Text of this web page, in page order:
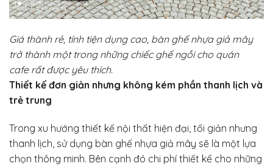
Giá thành rẻ, tính tiện dụng cao, bàn ghế nhựa giả mây
trở thành một trong những chiếc ghế ngồi cho quán
cafe rất được yêu thích.
Thiết kế đơn giản nhưng không kém phần thanh lịch và
trẻ trung
Trong xu hướng thiết kế nội thất hiện đại, tối giản nhưng
thanh lịch, sử dụng bàn ghế nhựa giả mây sẽ là một lựa
chọn thông minh. Bên cạnh đó chi phí thiết kế cho những